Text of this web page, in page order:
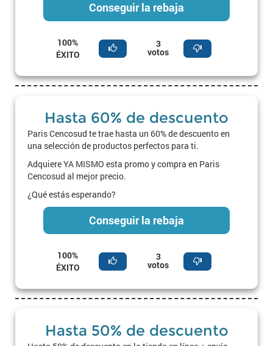
Conseguir la rebaja
100%
ÉXITO
3
votos
Hasta 60% de descuento
Paris Cencosud te trae hasta un 60% de descuento en
una selección de productos perfectos para ti.
Adquiere YA MISMO esta promo y compra en Paris
Cencosud al mejor precio.
¿Qué estás esperando?
Conseguir la rebaja
100%
ÉXITO
3
votos
Hasta 50% de descuento